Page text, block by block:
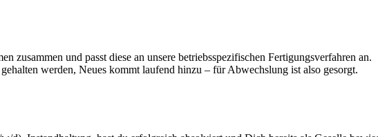
zusammen und passt diese an unsere betriebs­spe­zi­fi­schen Ferti­gungs­ver­fahren an.
werden, Neues kommt laufend hinzu – für Abwechslung ist also gesorgt.